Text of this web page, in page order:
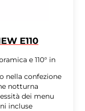
E110
e 110° in
nella confezione
notturna
dei menu
incluse